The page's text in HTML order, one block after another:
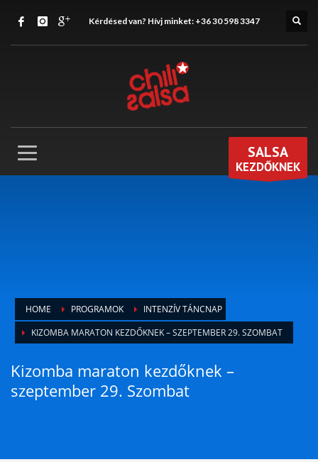
Kérdésed van? Hívj minket: +36 30 598 3347
SALSA
KEZDŐKNEK
HOME PROGRAMOK
INTENZÍV TÁNCNAP
KIZOMBA MARATON KEZDŐKNEK – SZEPTEMBER 29. SZOMBAT
Kizomba maraton kezdőknek –
szeptember 29. Szombat